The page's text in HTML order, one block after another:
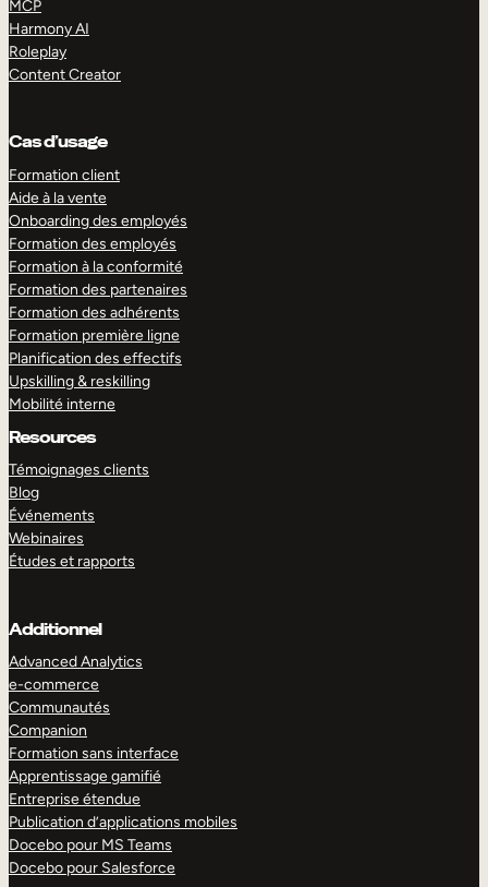
MCP
Harmony AI
Roleplay
Content Creator
Cas d’usage
Formation client
Aide à la vente
Onboarding des employés
Formation des employés
Formation à la conformité
Formation des partenaires
Formation des adhérents
Formation première ligne
Planification des effectifs
Upskilling & reskilling
Mobilité interne
Resources
Témoignages clients
Blog
Événements
Webinaires
Études et rapports
Additionnel
Advanced Analytics
e-commerce
Communautés
Companion
Formation sans interface
Apprentissage gamifié
Entreprise étendue
Publication d’applications mobiles
Docebo pour MS Teams
Docebo pour Salesforce